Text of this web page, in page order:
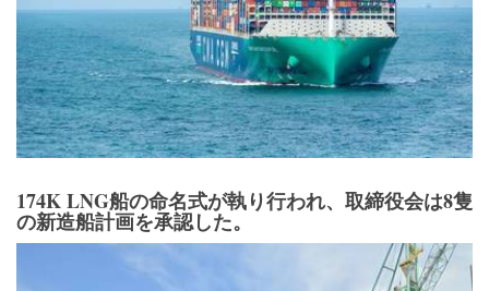
174K LNG船の命名式が執り行われ、取締役会は8隻
の新造船計画を承認した。